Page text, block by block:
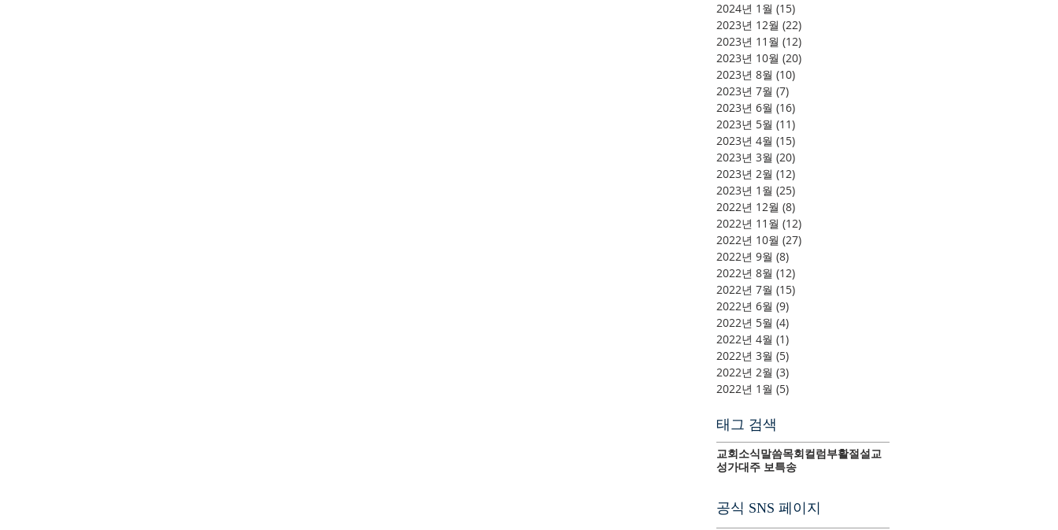
2024년 1월 (15)
2023년 12월 (22)
2023년 11월 (12)
2023년 10월 (20)
2023년 8월 (10)
2023년 7월 (7)
2023년 6월 (16)
2023년 5월 (11)
2023년 4월 (15)
2023년 3월 (20)
2023년 2월 (12)
2023년 1월 (25)
2022년 12월 (8)
2022년 11월 (12)
2022년 10월 (27)
2022년 9월 (8)
2022년 8월 (12)
2022년 7월 (15)
2022년 6월 (9)
2022년 5월 (4)
2022년 4월 (1)
2022년 3월 (5)
2022년 2월 (3)
2022년 1월 (5)
태그 검색
교회소식말씀목회컬럼 부활절설교
성가대 주 보특송
공식 SNS 페이지